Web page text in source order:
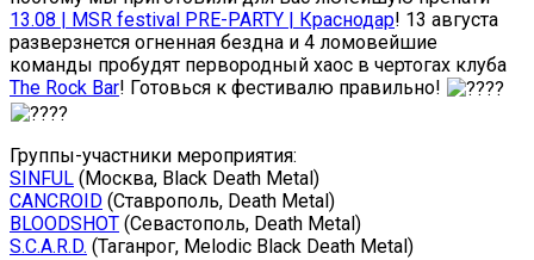
13.08 | MSR festival PRE-PARTY | Краснодар! 13 августа
разверзнется огненная бездна и 4 ломовейшие
команды пробудят первородный хаос в чертогах клуба
The Rock Bar! Готовься к фестивалю правильно!
Группы-участники мероприятия:
SINFUL (Москва, Black Death Metal)
CANCROID (Ставрополь, Death Metal)
BLOODSHOT (Севастополь, Death Metal)
S.C.A.R.D. (Таганрог, Melodic Black Death Metal)